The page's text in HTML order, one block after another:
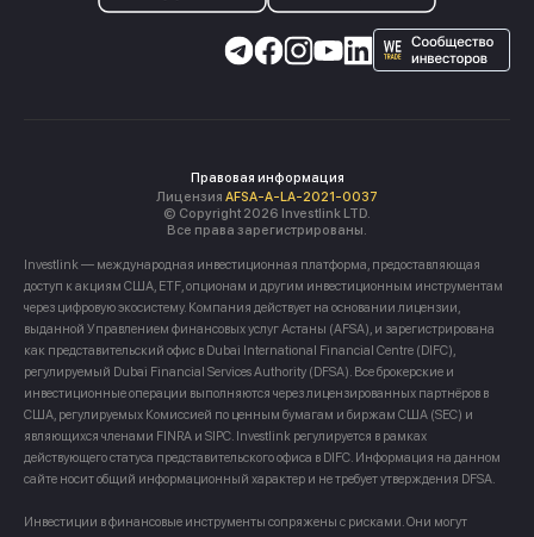
Правовая информация
Лицензия AFSA-A-LA-2021-0037
© Copyright 2026 Investlink LTD.
Все права зарегистрированы.
Investlink — международная инвестиционная платформа, предоставляющая
доступ к акциям США, ETF, опционам и другим инвестиционным инструментам
через цифровую экосистему. Компания действует на основании лицензии,
выданной Управлением финансовых услуг Астаны (AFSA), и зарегистрирована
как представительский офис в Dubai International Financial Centre (DIFC),
регулируемый Dubai Financial Services Authority (DFSA). Все брокерские и
инвестиционные операции выполняются через лицензированных партнёров в
США, регулируемых Комиссией по ценным бумагам и биржам США (SEC) и
являющихся членами FINRA и SIPC. Investlink регулируется в рамках
действующего статуса представительского офиса в DIFC. Информация на данном
сайте носит общий информационный характер и не требует утверждения DFSA.
Инвестиции в финансовые инструменты сопряжены с рисками. Они могут